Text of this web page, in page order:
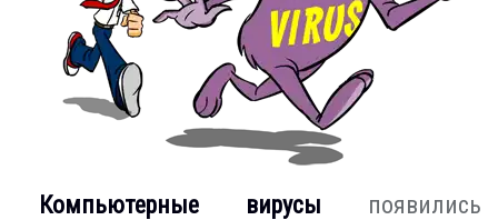
Компьютерные вирусы появились